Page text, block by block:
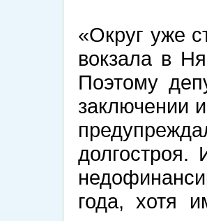
«Округ уже
вокзала в
Поэтому
заключении
года, хотя